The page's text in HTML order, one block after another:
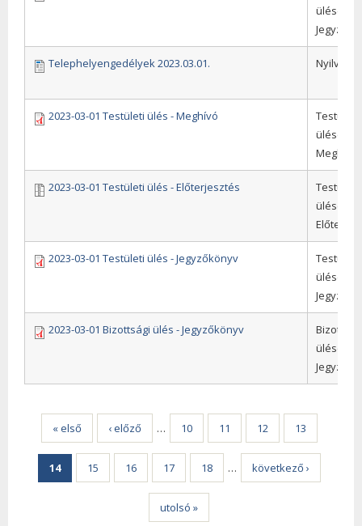
ülések,
Telephelyengedélyek 2023.03.01.
2023-03-01 Testületi ülés - Meghívó
Testületi
ülések,
2023-03-01 Testületi ülés - Előterjesztés
Testületi
ülések,
2023-03-01 Testületi ülés - Jegyzőkönyv
Testületi
ülések,
2023-03-01 Bizottsági ülés - Jegyzőkönyv
ülések,
Oldalak
« első ‹ előző … 10 11 12 13
14 15 16 17 18 … következő ›
utolsó »